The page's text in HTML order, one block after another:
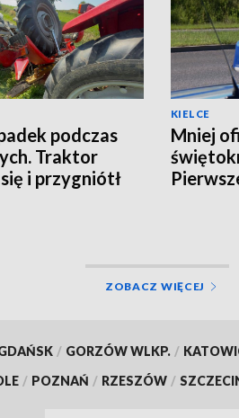
podczas
Traktor
i przygniótł
KIELCE
Mniej
ZOBACZ WIĘCEJ
/ GORZÓW WLKP. /
/ POZNAŃ / RZESZÓW /